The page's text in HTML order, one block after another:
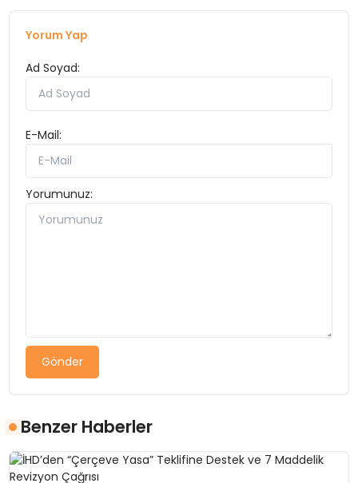
Yorum Yap
Ad Soyad:
E-Mail:
Yorumunuz:
Gönder
Benzer Haberler